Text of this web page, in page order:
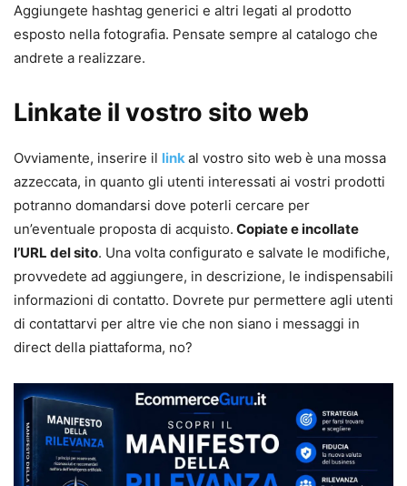
Aggiungete hashtag generici e altri legati al prodotto
esposto nella fotografia. Pensate sempre al catalogo che
andrete a realizzare.
Linkate il vostro sito web
Ovviamente, inserire il linkal vostro sito web è una mossa
azzeccata, in quanto gli utenti interessati ai vostri prodotti
potranno domandarsi dove poterli cercare per
un’eventuale proposta di acquisto. Copiate e incollate
l’URL del sito. Una volta configurato e salvate le modifiche,
provvedete ad aggiungere, in descrizione, le indispensabili
informazioni di contatto. Dovrete pur permettere agli utenti
di contattarvi per altre vie che non siano i messaggi in
direct della piattaforma, no?